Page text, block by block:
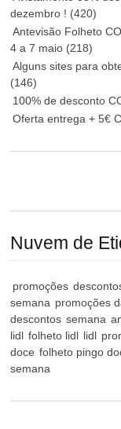
dezembro ! (420)
Antevisão Folheto
4 a 7 maio (218)
Alguns sites para
(146)
100% de desconto
Oferta entrega + 5€
Nuvem de
promoções
semana promoções
descontos semana
lidl folheto lidl lidl
doce folheto pingo
semana